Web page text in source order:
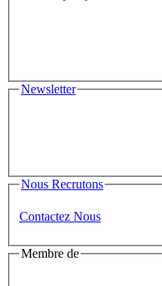
Newsletter
Nous Recrutons
Contactez Nous
Membre de